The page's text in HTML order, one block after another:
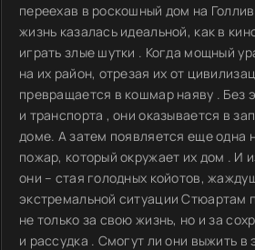
переехав в роскошный дом на
жизнь казалась идеальной, как в
играть злые шутки . Когда мощный
на их район, отрезая их от
превращается в кошмар наяву . Без
и транспорта , они оказывается в
доме. А затем появляется еще одна
пожар, который окружает их дом . И
они – стая голодных койотов,
экстремальной ситуации Стюартам
не только за свою жизнь, но и за
и рассудка . Смогут ли они выжить в